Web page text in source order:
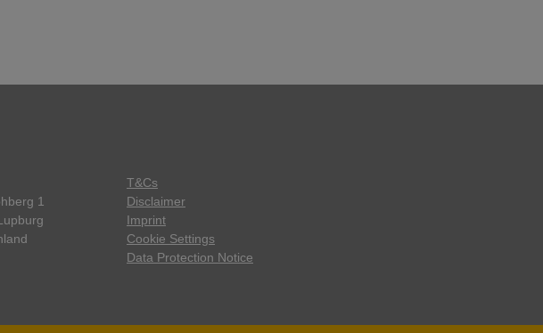
1
T&Cs
Disclaimer
Imprint
Cookie Settings
Data Protection Notice